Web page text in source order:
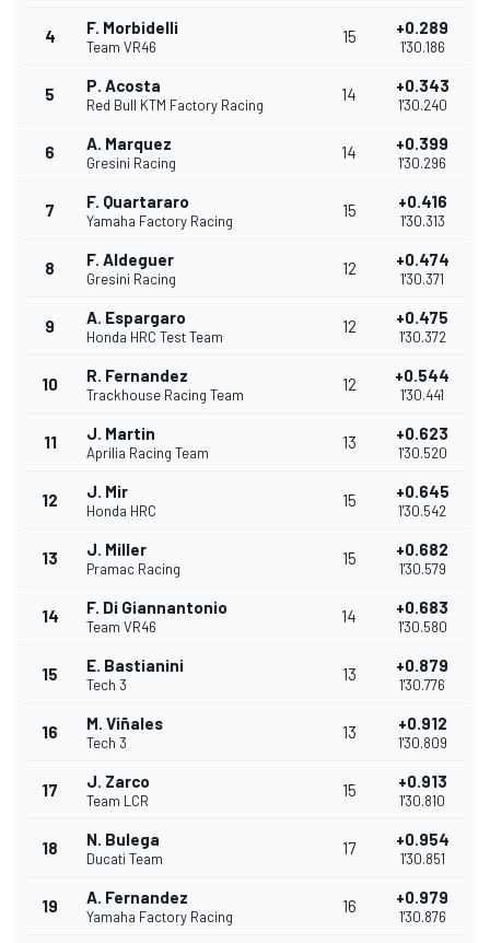
4 F. Morbidelli
Team VR46
15 +0.289
1'30.186
5 P. Acosta
Red Bull KTM Factory Racing
14 +0.343
1'30.240
6 A. Marquez
Gresini Racing
14 +0.399
1'30.296
7 F. Quartararo
Yamaha Factory Racing
15 +0.416
1'30.313
8 F. Aldeguer
Gresini Racing
12 +0.474
1'30.371
9 A. Espargaro
Honda HRC Test Team
12 +0.475
1'30.372
10 R. Fernandez
Trackhouse Racing Team
12 +0.544
1'30.441
11 J. Martin
Aprilia Racing Team
13 +0.623
1'30.520
12 J. Mir
Honda HRC
15 +0.645
1'30.542
13 J. Miller
Pramac Racing
15 +0.682
1'30.579
14 F. Di Giannantonio
Team VR46
14 +0.683
1'30.580
15 E. Bastianini
Tech 3
13 +0.879
1'30.776
16 M. Viñales
Tech 3
13 +0.912
1'30.809
17 J. Zarco
Team LCR
15 +0.913
1'30.810
18 N. Bulega
Ducati Team
17 +0.954
1'30.851
19 A. Fernandez
Yamaha Factory Racing
16 +0.979
1'30.876